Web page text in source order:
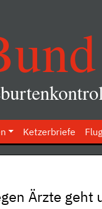
Ketzerbriefe
Ärzte